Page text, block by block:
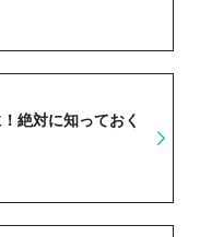
絶対に知っておく